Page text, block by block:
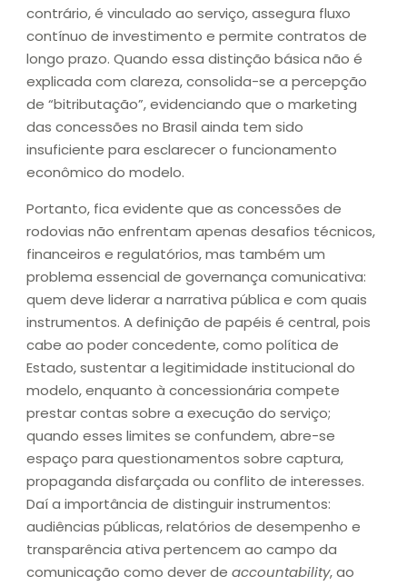
contrário, é vinculado ao serviço, assegura fluxo
contínuo de investimento e permite contratos de
longo prazo. Quando essa distinção básica não é
explicada com clareza, consolida-se a percepção
de “bitributação”, evidenciando que o marketing
das concessões no Brasil ainda tem sido
insuficiente para esclarecer o funcionamento
econômico do modelo.
Portanto, fica evidente que as concessões de
rodovias não enfrentam apenas desafios técnicos,
financeiros e regulatórios, mas também um
problema essencial de governança comunicativa:
quem deve liderar a narrativa pública e com quais
instrumentos. A definição de papéis é central, pois
cabe ao poder concedente, como política de
Estado, sustentar a legitimidade institucional do
modelo, enquanto à concessionária compete
prestar contas sobre a execução do serviço;
quando esses limites se confundem, abre-se
espaço para questionamentos sobre captura,
propaganda disfarçada ou conflito de interesses.
Daí a importância de distinguir instrumentos:
audiências públicas, relatórios de desempenho e
transparência ativa pertencem ao campo da
comunicação como dever de accountability, ao